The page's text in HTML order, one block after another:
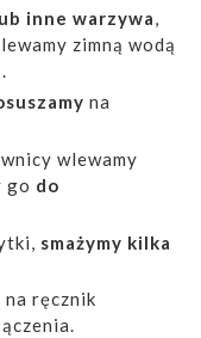
inne warzywa,
zimną wodą
.
na
wlewamy
go do
smażymy kilka
na ręcznik